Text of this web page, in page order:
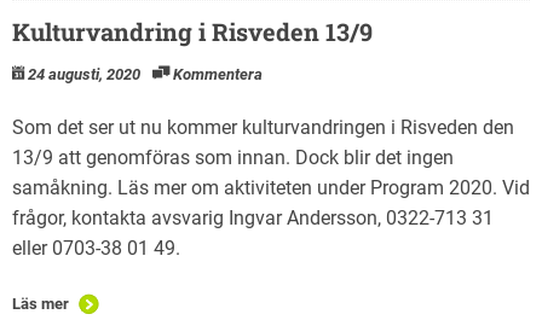
Kulturvandring i Risveden 13/9
24 augusti, 2020 Kommentera
Som det ser ut nu kommer kulturvandringen i Risveden den
13/9 att genomföras som innan. Dock blir det ingen
samåkning. Läs mer om aktiviteten under Program 2020. Vid
frågor, kontakta avsvarig Ingvar Andersson, 0322-713 31
eller 0703-38 01 49.
Läs mer